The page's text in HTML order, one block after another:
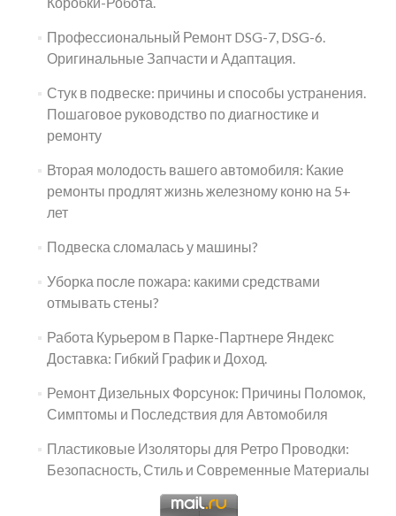
Профессиональный Ремонт DSG-7, DSG-6.
Оригинальные Запчасти и Адаптация.
Стук в подвеске: причины и способы устранения.
Пошаговое руководство по диагностике и
ремонту
Вторая молодость вашего автомобиля: Какие
ремонты продлят жизнь железному коню на 5+
лет
Подвеска сломалась у машины?
Уборка после пожара: какими средствами
отмывать стены?
Работа Курьером в Парке-Партнере Яндекс
Доставка: Гибкий График и Доход.
Ремонт Дизельных Форсунок: Причины Поломок,
Симптомы и Последствия для Автомобиля
Пластиковые Изоляторы для Ретро Проводки:
Безопасность, Стиль и Современные Материалы